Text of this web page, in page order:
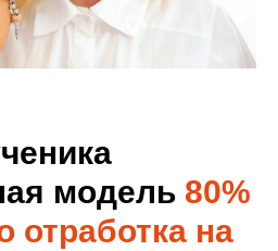
модель 80%
отработка на